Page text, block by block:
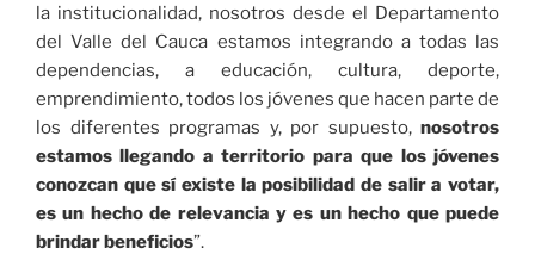
la institucionalidad, nosotros desde el Departamento
del Valle del Cauca estamos integrando a todas las
dependencias, a educación, cultura, deporte,
emprendimiento, todos los jóvenes que hacen parte de
los diferentes programas y, por supuesto, nosotros
estamos llegando a territorio para que los jóvenes
conozcan que sí existe la posibilidad de salir a votar,
es un hecho de relevancia y es un hecho que puede
brindar beneficios”.